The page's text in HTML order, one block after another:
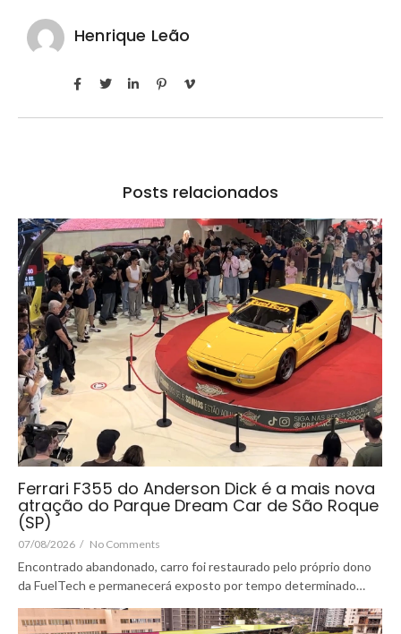
Henrique Leão
Posts relacionados
Ferrari F355 do Anderson Dick é a mais nova
atração do Parque Dream Car de São Roque
(SP)
07/08/2026 / No Comments
Encontrado abandonado, carro foi restaurado pelo próprio dono
da FuelTech e permanecerá exposto por tempo determinado…